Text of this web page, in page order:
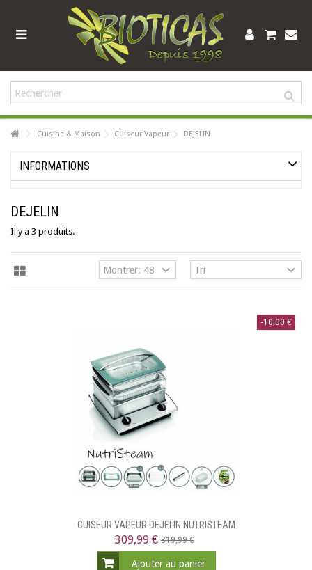
Cuisine & Maison Cuiseur Vapeur DEJELIN
INFORMATIONS
DEJELIN
Il y a 3 produits.
-10,00 €
CUISEUR VAPEUR DEJELIN NUTRISTEAM
309,99 €319,99 €
Ajouter au panier